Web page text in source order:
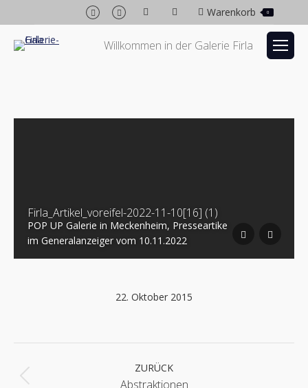
Facebook
page
opens
Instagram
page
opens
in
Warenkorb 0
Willkommen in der Galerie Firla
Firla_Artikel_voreifel-2022-11-10[16] (1)
POP UP Galerie in Meckenheim, Presseartike
im Generalanzeiger vom 10.11.2022
22. Oktober 2015
Album-
Navigation
ZURÜCK
Vorheriges
Abstraktionen